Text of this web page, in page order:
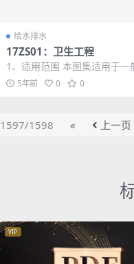
给水排水
17ZS01：卫生工程
1、适用范围 本图集适用于一
筑内的卫生设备安装。但在
使用时还应...
5年前 0 0
1597/1598 « 上一页
VIP